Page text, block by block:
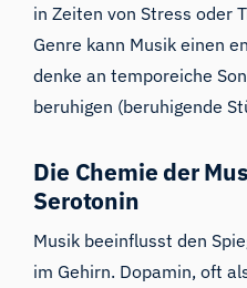
in Zeiten von Stress oder
Genre kann Musik einen
denke an temporeiche
beruhigen (beruhigende
Die Chemie der
Serotonin
Musik beeinflusst den
im Gehirn. Dopamin, oft